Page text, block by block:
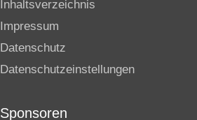
Inhaltsverzeichnis
Impressum
Datenschutz
Datenschutzeinstellungen
Sponsoren